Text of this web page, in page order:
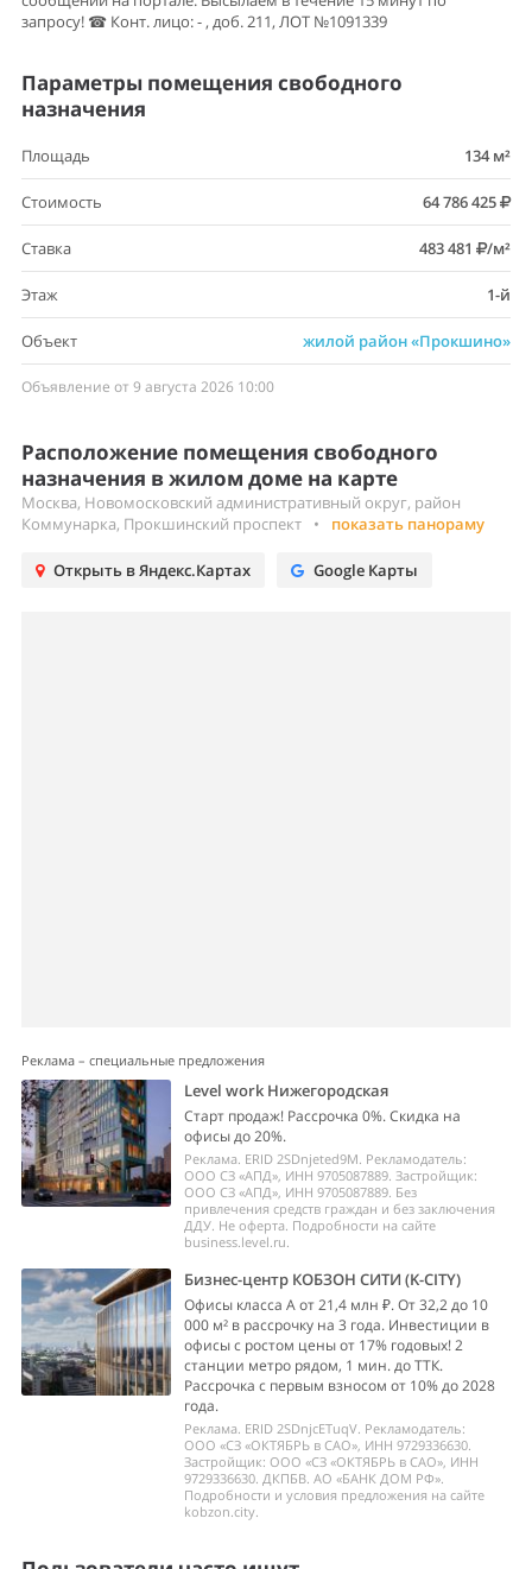
запросу! ☎ Конт. лицо: - , доб. 211, ЛОТ №1091339
Параметры помещения свободного
назначения
Площадь 134 м²
Стоимость 64 786 425
Ставка 483 481 /м²
Этаж 1-й
Объект жилой район «Прокшино»
Объявление от 9 августа 2026 10:00
Расположение помещения свободного
назначения в жилом доме на карте
Москва, Новомосковский административный округ, район
Коммунарка, Прокшинский проспект
• показать панораму
Открыть в Яндекс.Картах Google Карты
Реклама – специальные предложения
Level work Нижегородская
Старт продаж! Рассрочка 0%. Скидка на
офисы до 20%.
Реклама. ERID 2SDnjeted9M. Рекламодатель:
ООО СЗ «АПД», ИНН 9705087889. Застройщик:
ООО СЗ «АПД», ИНН 9705087889. Без
привлечения средств граждан и без заключения
ДДУ. Не оферта. Подробности на сайте
business.level.ru.
Бизнес-центр КОБЗОН СИТИ (K-CITY)
Офисы класса А от 21,4 млн ₽. От 32,2 до 10
000 м² в рассрочку на 3 года. Инвестиции в
офисы с ростом цены от 17% годовых! 2
станции метро рядом, 1 мин. до ТТК.
Рассрочка с первым взносом от 10% до 2028
года.
Реклама. ERID 2SDnjcETuqV. Рекламодатель:
ООО «СЗ «ОКТЯБРЬ в САО», ИНН 9729336630.
Застройщик: ООО «СЗ «ОКТЯБРЬ в САО», ИНН
9729336630. ДКПБВ. АО «БАНК ДОМ РФ».
Подробности и условия предложения на сайте
kobzon.city.